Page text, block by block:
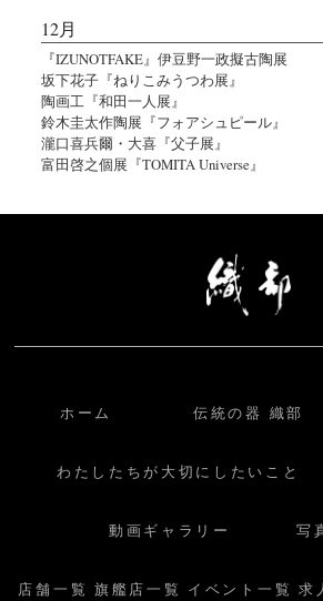
12月
『IZUNOTFAKE』伊豆野一政擬古陶展
坂下花子『ねりこみうつわ展』
陶画工『和田一人展』
鈴木圭太作陶展『フォアシュピール』
瀧口喜兵爾・大喜『父子展』
富田啓之個展『TOMITA Universe』
ホーム 伝統の器 織部
わたしたちが大切にしたいこと
動画ギャラリー 写
店舗一覧 旗艦店一覧 イベント一覧 求